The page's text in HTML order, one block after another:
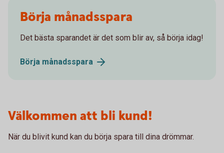
Börja månadsspara
Det bästa sparandet är det som blir av, så börja idag!
Börja månadsspara
Välkommen att bli kund!
När du blivit kund kan du börja spara till dina drömmar.